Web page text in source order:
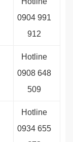
0904 991
912
Hotline
0908 648
509
Hotline
0934 655